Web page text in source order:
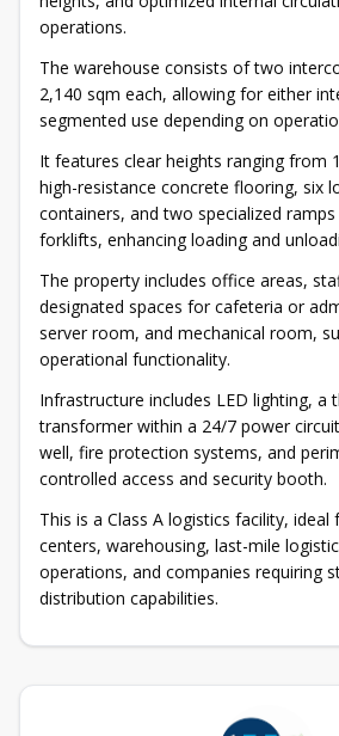
operations.
The warehouse consists of two
2,140 sqm each, allowing for either
segmented use depending on
It features clear heights ranging from
high-resistance concrete flooring, six
containers, and two specialized
forklifts, enhancing loading and
The property includes office areas,
designated spaces for cafeteria or
server room, and mechanical room,
operational functionality.
Infrastructure includes LED lighting, a
transformer within a 24/7 power
well, fire protection systems, and
controlled access and security booth.
This is a Class A logistics facility,
centers, warehousing, last-mile
operations, and companies requiring
distribution capabilities.